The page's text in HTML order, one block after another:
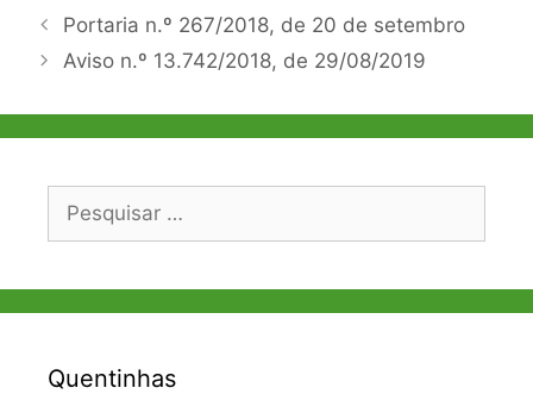
Navegação
de
Portaria n.º 267/2018, de 20 de setembro
Aviso n.º 13.742/2018, de 29/08/2019
Pesquisar
Quentinhas